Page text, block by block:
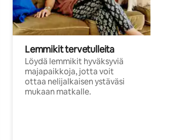
Lemmikit tervetulleita
Löydä lemmikit hyväksyviä
majapaikkoja, jotta voit
ottaa nelijalkaisen ystäväsi
mukaan matkalle.